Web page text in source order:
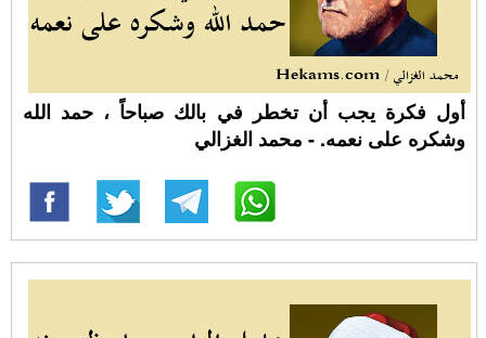
أول فكرة يجب أن تخطر في بالك صباحاً ، حمد الله
وشكره على نعمه. - محمد الغزالي